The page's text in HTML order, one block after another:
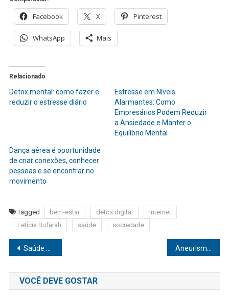
Facebook X Pinterest
WhatsApp Mais
Relacionado
Detox mental: como fazer e
reduzir o estresse diário
Estresse em Níveis
Alarmantes: Como
Empresários Podem Reduzir
a Ansiedade e Manter o
Equilíbrio Mental
Dança aérea é oportunidade
de criar conexões, conhecer
pessoas e se encontrar no
movimento
Tagged bem-estar detox digital
internet
Letícia Bufarah
saúde sociedade
Navegação
de
Post
Saúde da Mulher: descubra como a meditação diminui os efeitos da TPM
VOCÊ DEVE GOSTAR